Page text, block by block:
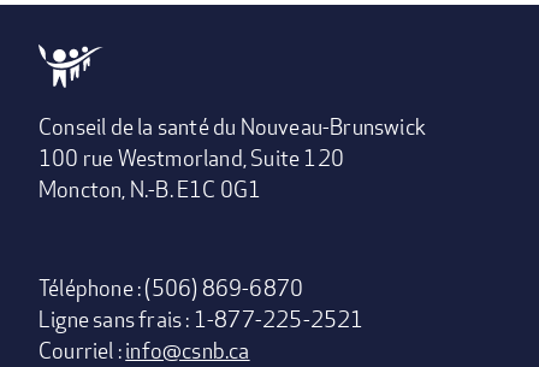
Conseil de la santé du Nouveau-Brunswick
100 rue Westmorland, Suite 120
Moncton, N.-B. E1C 0G1
Téléphone : (506) 869-6870
Ligne sans frais : 1-877-225-2521
Courriel :info@csnb.ca